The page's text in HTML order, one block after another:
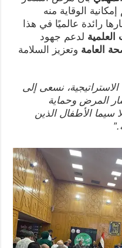
الوقاية منه
رائدة عالميًا في هذا
العلميةلدعم جهود
العامةوتعزيز السلامة
نسعى إلى
المرض وحماية
الأطفال الذين
.”